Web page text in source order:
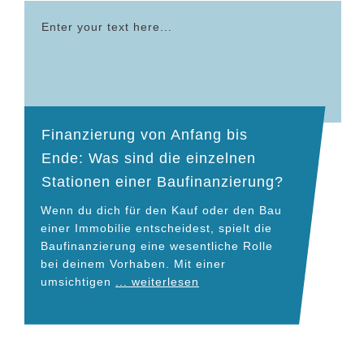
Enter your text here...
Finanzierung von Anfang bis
Ende: Was sind die einzelnen
Stationen einer Baufinanzierung?
Wenn du dich für den Kauf oder den Bau
einer Immobilie entscheidest, spielt die
Baufinanzierung eine wesentliche Rolle
bei deinem Vorhaben. Mit einer
umsichtigen
... weiterlesen